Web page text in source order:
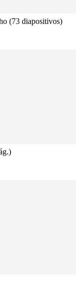
(73 diapositivos)